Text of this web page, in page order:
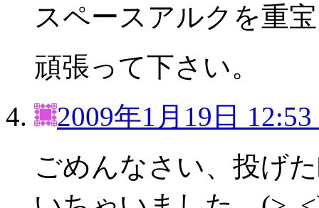
スペースアルクを重
頑張って下さい。
2009年1月19日
ごめんなさい、投げ